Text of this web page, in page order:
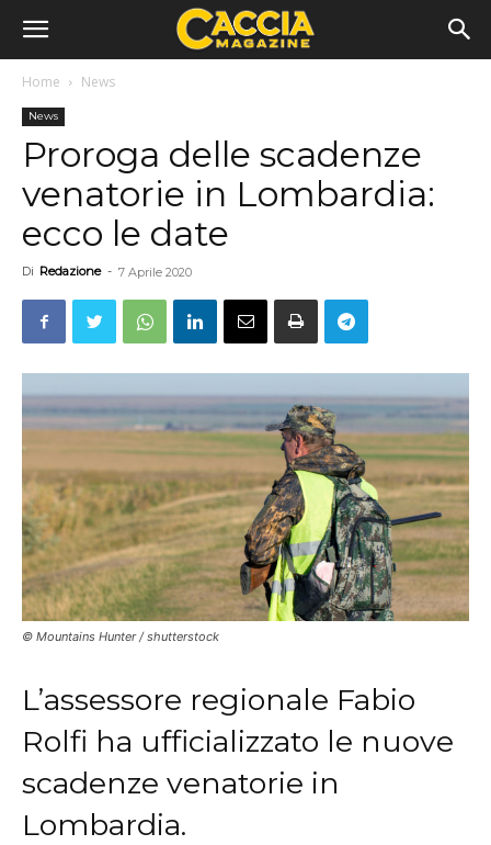
Home News
News
Proroga delle scadenze
venatorie in Lombardia:
ecco le date
Di Redazione - 7 Aprile 2020
© Mountains Hunter / shutterstock
L’assessore regionale Fabio
Rolfi ha ufficializzato le nuove
scadenze venatorie in
Lombardia.